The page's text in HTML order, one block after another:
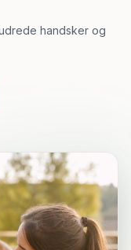
handsker og